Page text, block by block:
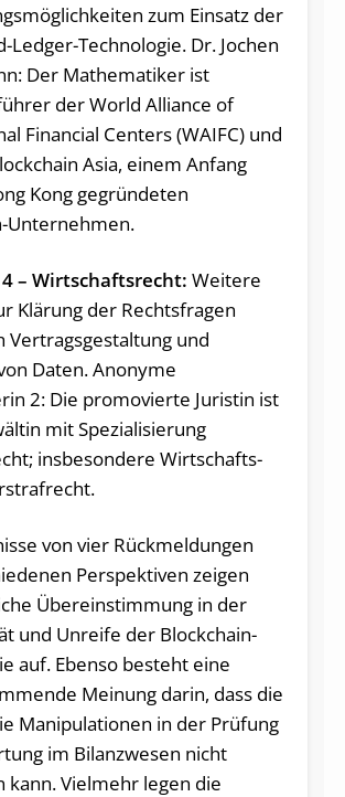
zum Einsatz der
Ledger-Technologie. Dr. Jochen
Der Mathematiker ist
der World Alliance of
Financial Centers (WAIFC) und
Asia, einem Anfang
Kong gegründeten
Unternehmen.
– Wirtschaftsrecht: Weitere
Klärung der Rechtsfragen
Vertragsgestaltung und
Daten. Anonyme
2: Die promovierte Juristin ist
mit Spezialisierung
insbesondere Wirtschafts-
von vier Rückmeldungen
Perspektiven zeigen
Übereinstimmung in der
und Unreife der Blockchain-
auf. Ebenso besteht eine
Meinung darin, dass die
Manipulationen in der Prüfung
im Bilanzwesen nicht
kann. Vielmehr legen die